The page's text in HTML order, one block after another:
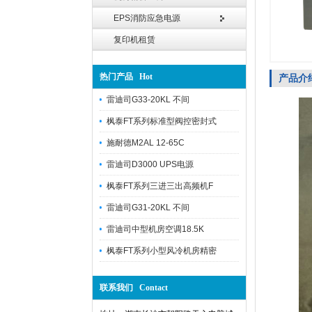
EPS消防应急电源
复印机租赁
热门产品 Hot
雷迪司G33-20KL 不间
枫泰FT系列标准型阀控密封式
施耐德M2AL 12-65C
雷迪司D3000 UPS电源
枫泰FT系列三进三出高频机F
雷迪司G31-20KL 不间
雷迪司中型机房空调18.5K
枫泰FT系列小型风冷机房精密
联系我们 Contact
产品介